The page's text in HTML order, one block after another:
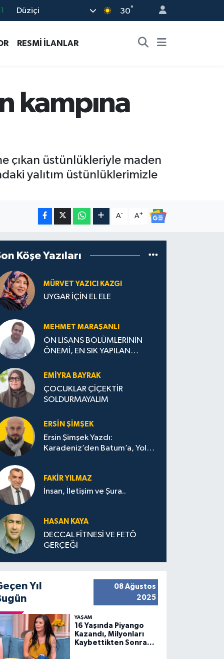
Düziçi 30°
RESMİ İLANLAR
kampına
çıkan üstünlükleriyle maden
yalıtım üstünlüklerimizle
A- A+
Köşe Yazıları
MÜRVET YAZICI KAZGI
UYGAR İÇİN EL ELE
MEHMET MARAŞANLI
ÖN LİSANS BÖLÜMLERİNİN
ÖNEMİ, EN SIK YAPILAN
STRATEJİLERİ
EMIYRA BAYRAK
ÇOCUKLAR ÇİÇEKTİR
SOLDURMAYALIM
ERSIN ŞIMŞEK
Ersin Şimşek Yazdı:
Karadeniz’den Batum’a, Yolun
FAKIR YILMAZ
İnsan, İletişim ve Şura..
HASAN KAYA
DECCAL FİTNESİ VE FETÖ
GERÇEĞİ
Yıl
08 Ağustos
2025
YAŞAM
16 Yaşında Piyango
Kazandı, Milyonları
Kaybettikten Sonra